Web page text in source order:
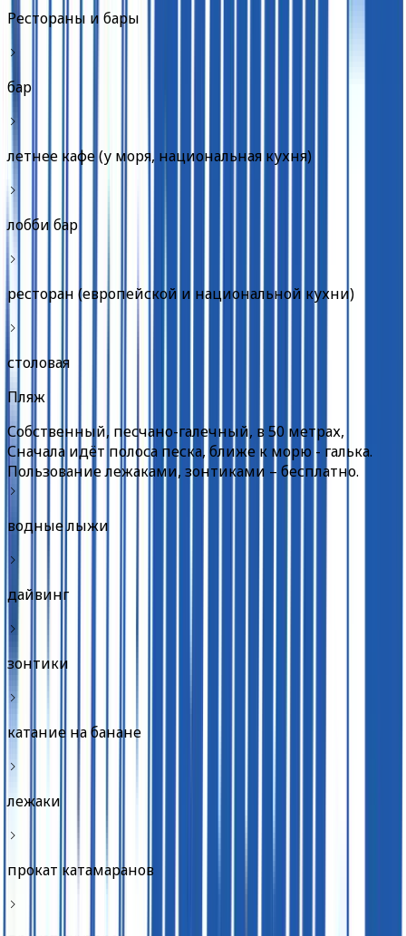
Рестораны и бары
бар
летнее кафе (у моря, национальная кухня)
лобби бар
ресторан (европейской и национальной кухни)
столовая
Пляж
Собственный, песчано-галечный, в 50 метрах,
Сначала идёт полоса песка, ближе к морю - галька.
Пользование лежаками, зонтиками – бесплатно.
водные лыжи
дайвинг
зонтики
катание на банане
лежаки
прокат катамаранов